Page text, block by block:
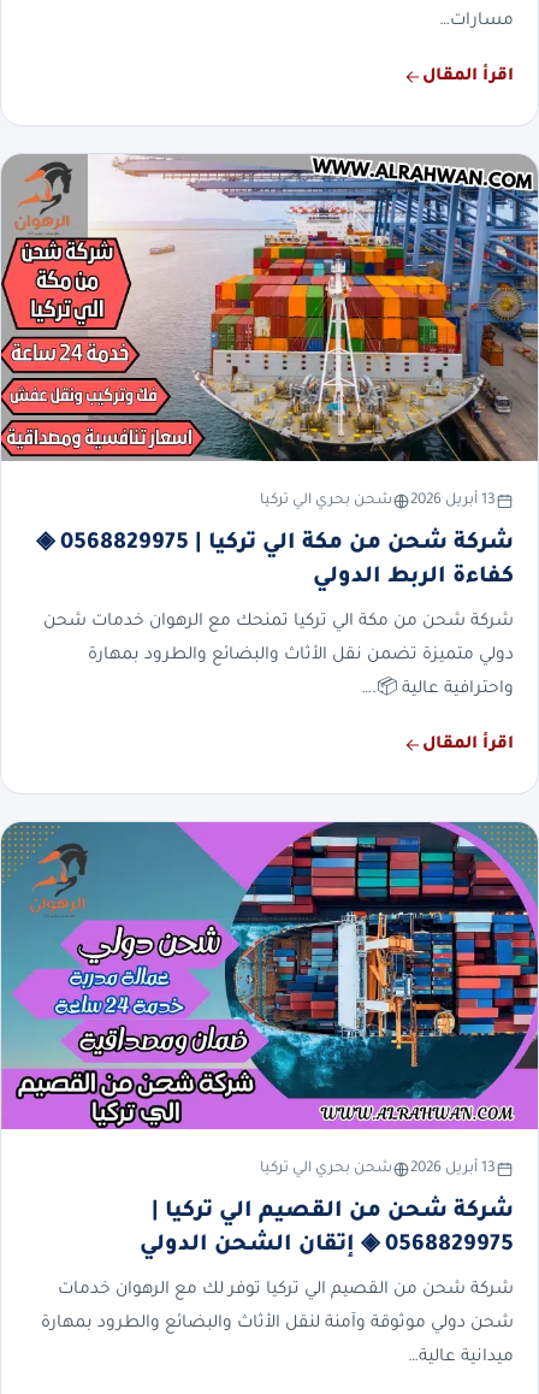
مسارات…
اقرأ المقال
13 أبريل 2026 شحن بحري الي تركيا
شركة شحن من مكة الي تركيا | 0568829975 ◈
كفاءة الربط الدولي
شركة شحن من مكة الي تركيا تمنحك مع الرهوان خدمات شحن
دولي متميزة تضمن نقل الأثاث والبضائع والطرود بمهارة
واحترافية عالية 📦.…
اقرأ المقال
13 أبريل 2026 شحن بحري الي تركيا
شركة شحن من القصيم الي تركيا |
0568829975 ◈ إتقان الشحن الدولي
شركة شحن من القصيم الي تركيا توفر لك مع الرهوان خدمات
شحن دولي موثوقة وآمنة لنقل الأثاث والبضائع والطرود بمهارة
ميدانية عالية…